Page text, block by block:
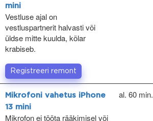
mini
Vestluse ajal on
vestluspartnerit halvasti või
üldse mitte kuulda, kõlar
krabiseb.
Registreeri remont
Mikrofoni vahetus iPhone
13 mini
Mikrofon ei tööta rääkimisel või
al. 60 min.